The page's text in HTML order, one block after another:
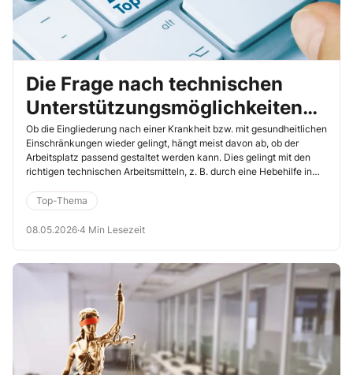
Die Frage nach technischen
Unterstützungsmöglichkeiten
sollte im BEM Standard sein
Ob die Eingliederung nach einer Krankheit bzw. mit gesundheitlichen
Einschränkungen wieder gelingt, hängt meist davon ab, ob der
Arbeitsplatz passend gestaltet werden kann. Dies gelingt mit den
richtigen technischen Arbeitsmitteln, z. B. durch eine Hebehilfe in
greift Ihr Arbeitgeber im BEM auf solche technischen Arbeitsmittel
zurück und wie sehen die Finanzierungsmöglichkeiten aus?
Erfahren Sie als Betriebsrat mehr über ein wichtiges Thema für ein
Top-Thema
08.05.2026·4 Min Lesezeit